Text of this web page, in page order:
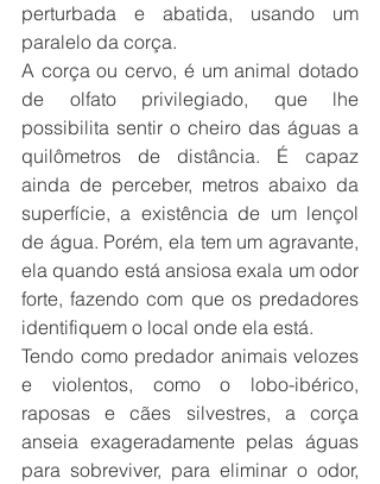
perturbada e abatida, usando um
paralelo da corça.
A corça ou cervo, é um animal dotado
de olfato privilegiado, que lhe
possibilita sentir o cheiro das águas a
quilômetros de distância. É capaz
ainda de perceber, metros abaixo da
superfície, a existência de um lençol
de água. Porém, ela tem um agravante,
ela quando está ansiosa exala um odor
forte, fazendo com que os predadores
identifiquem o local onde ela está.
Tendo como predador animais velozes
e violentos, como o lobo-ibérico,
raposas e cães silvestres, a corça
anseia exageradamente pelas águas
para sobreviver, para eliminar o odor,